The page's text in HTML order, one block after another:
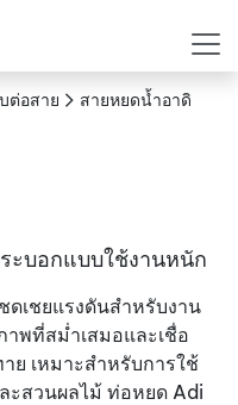
ต่อสาย สายหยดน้ำอาดิ
บอกแบบใช้งานหนัก
เชยแรงดันสำหรับงาน
พที่สม่ำเสมอและเชื่อ
ย เหมาะสำหรับการใช้
ะสวนผลไม้ ท่อหยด Adi